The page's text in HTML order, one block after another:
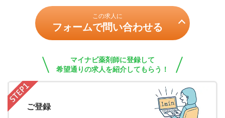
この求人に
フォームで問い合わせる
マイナビ薬剤師に登録して
希望通りの求人を紹介してもらう！
ご登録